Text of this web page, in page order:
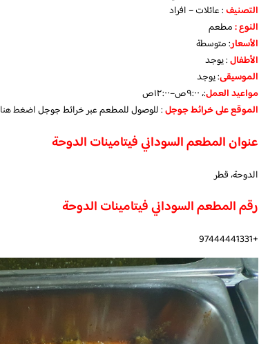
التصنيف: عائلات – افراد
النوع :مطعم
الأسعار:متوسطة
الأطفال:يوجد
الموسيقى:يوجد
مواعيد العمل:، ٩:٠٠ص–١٢:٠٠ص
الموقع على خرائط جوجل: للوصول للمطعم عبر خرائط جوجلاضغط هنا
عنوان المطعم السوداني فيتامينات الدوحة
الدوحة، قطر
رقم المطعم السوداني فيتامينات الدوحة
+97444441331